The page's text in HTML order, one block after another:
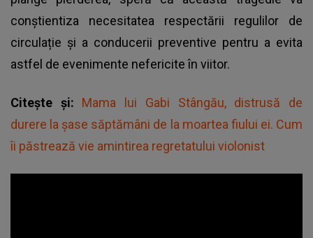
conștientiza necesitatea respectării regulilor de
circulație și a conducerii preventive pentru a evita
astfel de evenimente nefericite în viitor.
Citește și: Mama lui Gabi Stângău, distrusă de
durere la șase săptămâni de la moartea fiului ei. Cum
îi păstrează vie amintirea regretatului violonist